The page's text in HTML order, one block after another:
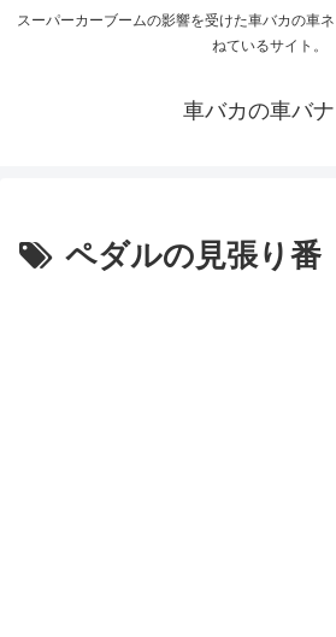
スーパーカーブームの影響を受けた車バカの車
ねているサイト。
車バカの車バ
ペダルの見張り番